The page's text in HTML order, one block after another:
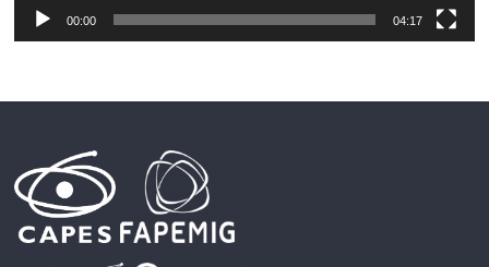
00:00 04:17